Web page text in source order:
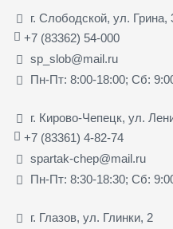
г. Слободской, ул. Грина,
+7 (83362) 54-000
sp_slob@mail.ru
Пн-Пт: 8:00-18:00; Сб:
г. Кирово-Чепецк, ул.
+7 (83361) 4-82-74
spartak-chep@mail.ru
Пн-Пт: 8:30-18:30; Сб:
г. Глазов, ул. Глинки, 2